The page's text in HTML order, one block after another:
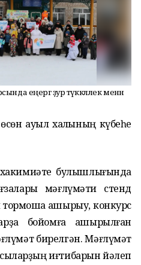
еңергә ҙур тәүәккәллек менән
ауыл халҡының күбеһе
булышлығында
мәғлүмәти стенд
ашырыу, конкурс
бойомға ашырылған
бирелгән. Мәғлүмәт
иғтибарын йәлеп